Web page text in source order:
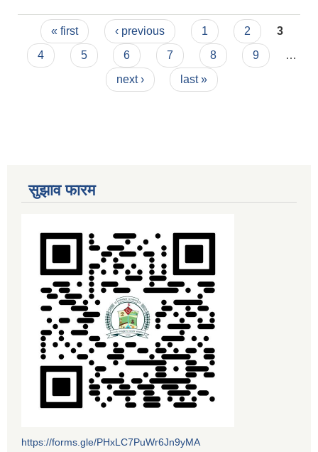
Pages
« first ‹ previous 1 2
3
4
5 6 7 8 9
…
next ›
last »
सुझाव फारम
https://forms.gle/PHxLC7PuWr6Jn9yMA